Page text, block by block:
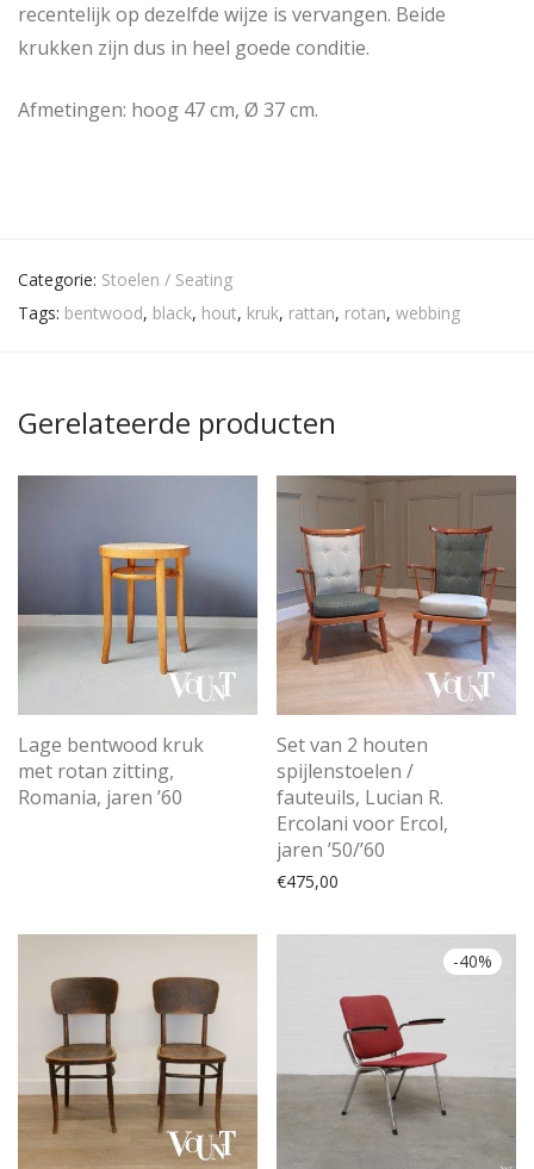
recentelijk op dezelfde wijze is vervangen. Beide
krukken zijn dus in heel goede conditie.
Afmetingen: hoog 47 cm, Ø 37 cm.
Categorie: Stoelen / Seating
Tags: bentwood, black, hout, kruk, rattan, rotan, webbing
Gerelateerde producten
Lage bentwood kruk
met rotan zitting,
Romania, jaren ’60
Set van 2 houten
spijlenstoelen /
fauteuils, Lucian R.
Ercolani voor Ercol,
jaren ’50/’60
€475,00
-40%